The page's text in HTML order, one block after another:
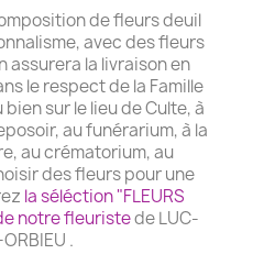
de fleurs deuil
avec des fleurs
assurera la livraison en
le respect de la Famille
sur le lieu de Culte, à
au funérarium, à la
au crématorium, au
des fleurs pour une
la séléction "FLEURS
notre fleuristede LUC-
.